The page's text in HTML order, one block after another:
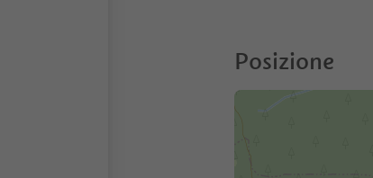
Posizione